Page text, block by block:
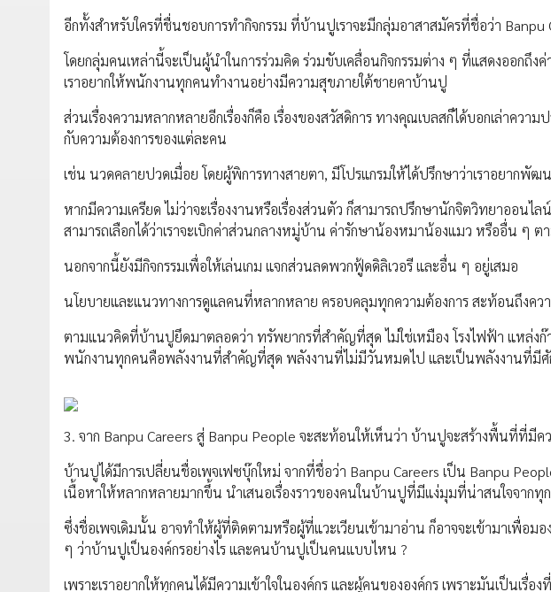
อีกทั้งสำหรับใครที่ชื่นชอบการทำกิจกรรม ที่บ้านปูเราจะมีกลุ่มอาสาสมัครที่ชื่อว่า Banpu
โดยกลุ่มคนเหล่านี้จะเป็นผู้นำในการร่วมคิด ร่วมขับเคลื่อนกิจกรรมต่าง ๆ ที่แสดงออกถึง
เราอยากให้พนักงานทุกคนทำงานอย่างมีความสุขภายใต้ชายคาบ้านปู
ส่วนเรื่องความหลากหลายอีกเรื่องก็คือ เรื่องของสวัสดิการ ทางคุณเบลสก็ได้บอกเล่าคว
กับความต้องการของแต่ละคน
เช่น นวดคลายปวดเมื่อย โดยผู้พิการทางสายตา, มีโปรแกรมให้ได้ปรึกษาว่าเราอยากพัฒ
หากมีความเครียด ไม่ว่าจะเรื่องงานหรือเรื่องส่วนตัว ก็สามารถปรึกษานักจิตวิทยาออนไล
สามารถเลือกได้ว่าเราจะเบิกค่าส่วนกลางหมู่บ้าน ค่ารักษาน้องหมาน้องแมว หรืออื่น ๆ
นอกจากนี้ยังมีกิจกรรมเพื่อให้เล่นเกม แจกส่วนลดพวกฟู้ดดิลิเวอรี และอื่น ๆ อยู่เสมอ
นโยบายและแนวทางการดูแลคนที่หลากหลาย ครอบคลุมทุกความต้องการ สะท้อนถึงควา
ตามแนวคิดที่บ้านปูยึดมาตลอดว่า ทรัพยากรที่สำคัญที่สุด ไม่ใช่เหมือง โรงไฟฟ้า แหล่ง
พนักงานทุกคนคือพลังงานที่สำคัญที่สุด พลังงานที่ไม่มีวันหมดไป และเป็นพลังงานที่มีศั
3. จาก Banpu Careers สู่ Banpu People จะสะท้อนให้เห็นว่า บ้านปูจะสร้างพื้นที่ที่มี
บ้านปูได้มีการเปลี่ยนชื่อเพจเฟซบุ๊กใหม่ จากที่ชื่อว่า Banpu Careers เป็น Banpu
เนื้อหาให้หลากหลายมากขึ้น นำเสนอเรื่องราวของคนในบ้านปูที่มีแง่มุมที่น่าสนใจจากทุ
ซึ่งชื่อเพจเดิมนั้น อาจทำให้ผู้ที่ติดตามหรือผู้ที่แวะเวียนเข้ามาอ่าน ก็อาจจะเข้ามาเพื่อมอ
ๆ ว่าบ้านปูเป็นองค์กรอย่างไร และคนบ้านปูเป็นคนแบบไหน ?
เพราะเราอยากให้ทุกคนได้มีความเข้าใจในองค์กร และผู้คนขององค์กร เพราะมันเป็นเ